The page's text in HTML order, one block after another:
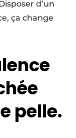
d’un
ça change
pelle.